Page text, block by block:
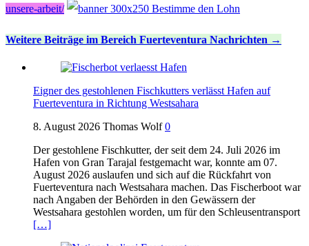
unsere-arbeit/
Weitere Beiträge im Bereich Fuerteventura Nachrichten
Eigner des gestohlenen Fischkutters verlässt Hafen auf
Fuerteventura in Richtung Westsahara
8. August 2026 Thomas Wolf 0
Der gestohlene Fischkutter, der seit dem 24. Juli 2026 im
Hafen von Gran Tarajal festgemacht war, konnte am 07.
August 2026 auslaufen und sich auf die Rückfahrt von
Fuerteventura nach Westsahara machen. Das Fischerboot war
nach Angaben der Behörden in den Gewässern der
Westsahara gestohlen worden, um für den Schleusentransport
[…]